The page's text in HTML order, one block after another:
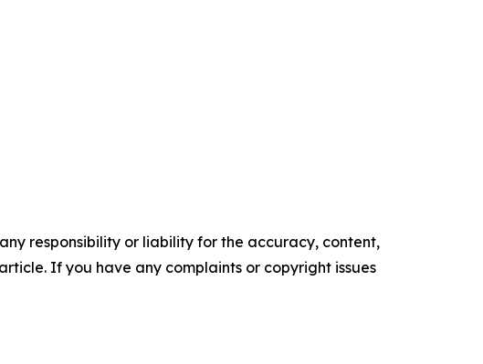
responsibility or liability for the accuracy, content,
If you have any complaints or copyright issues